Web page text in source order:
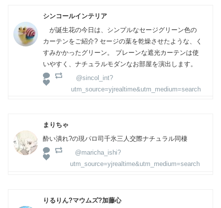
シンコールインテリア
が誕生花の今日は、シンプルなセージグリーン色の
カーテンをご紹介? セージの葉を乾燥させたような、く
すみかかったグリーン。 プレーンな遮光カーテンは使
いやすく、ナチュラルモダンなお部屋を演出します。
@sincol_int?
utm_source=yjrealtime&utm_medium=search
まりちゃ
酔い潰れ?の現パロ司千氷三人交際ナチュラル同棲
@maricha_ishi?
utm_source=yjrealtime&utm_medium=search
りるりん?マウムズ?加藤心